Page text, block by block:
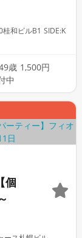
方
ート
和ビルB1 SIDE:K
歳 1,500円
中
個